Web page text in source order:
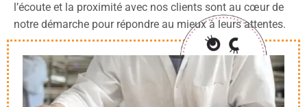
l’écoute et la proximité avec nos clients sont au cœur de
notre démarche pour répondre au mieux à leurs attentes.